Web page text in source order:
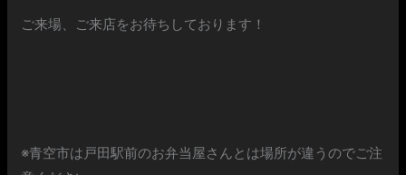
ご来場、ご来店をお待ちしております！
※青空市は戸田駅前のお弁当屋さんとは場所が違うのでご注